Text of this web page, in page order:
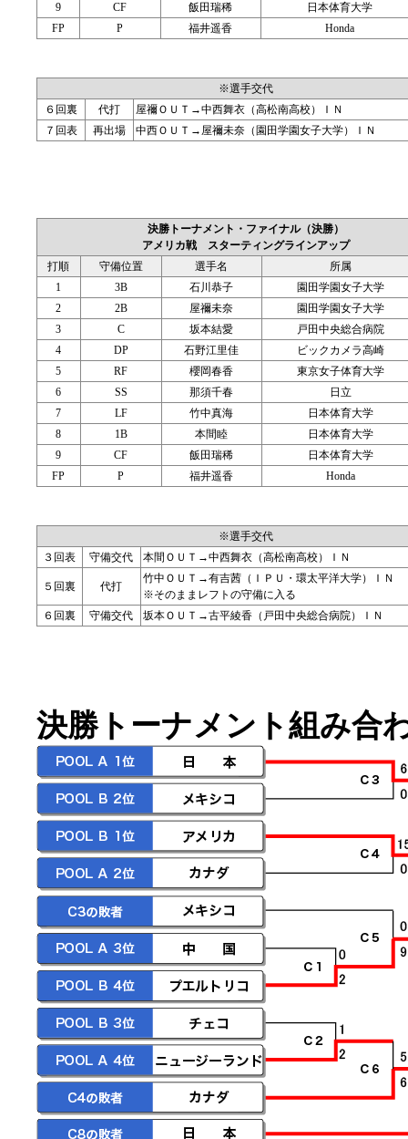
9
CF 飯田瑞稀
日本体育大学
FP
P 福井遥香 Honda
※選手交代
６回裏
代打
屋禰ＯＵＴ→中西舞衣（高松南高校）ＩＮ
７回表
再出場 中西ＯＵＴ→屋禰未奈（園田学園女子大学）ＩＮ
決勝トーナメント・ファイナル（決勝）
アメリカ戦 スターティングラインアップ
打順
守備位置 選手名
所属
1
3B 石川恭子
園田学園女子大学
2
2B 屋禰未奈
園田学園女子大学
3
C 坂本結愛
戸田中央総合病院
4
DP 石野江里佳
ビックカメラ高崎
5
RF 櫻岡春香
東京女子体育大学
6
SS 那須千春
日立
7
LF 竹中真海
日本体育大学
8
1B 本間睦
日本体育大学
9
CF 飯田瑞稀
日本体育大学
FP
P 福井遥香 Honda
※選手交代
３回表
守備交代 本間ＯＵＴ→中西舞衣（高松南高校）ＩＮ
５回裏 代打
竹中ＯＵＴ→有吉茜（ＩＰＵ・環太平洋大学）ＩＮ
※そのままレフトの守備に入る
６回裏
守備交代 坂本ＯＵＴ→古平綾香（戸田中央総合病院）ＩＮ
決勝トーナメント組み合